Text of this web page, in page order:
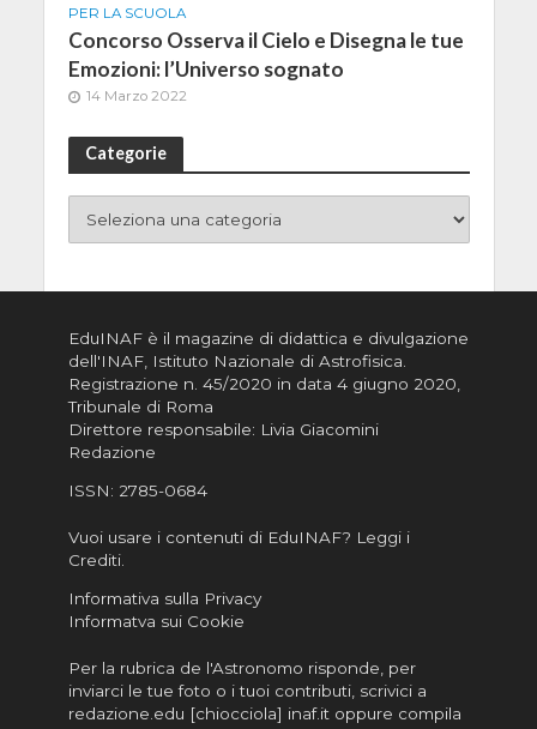
PER LA SCUOLA
Concorso Osserva il Cielo e Disegna le tue
Emozioni: l’Universo sognato
14 Marzo 2022
Categorie
EduINAF è il magazine di didattica e divulgazione
dell'INAF, Istituto Nazionale di Astrofisica
Registrazione n. 45/2020 in data 4 giugno 2020,
Tribunale di Roma
Direttore responsabile: Livia Giacomini
Redazione
ISSN: 2785-0684
Vuoi usare i contenuti di EduINAF? Leggi i
Crediti.
Informativa sulla Privacy
Informatva sui Cookie
Per la rubrica de l'Astronomo risponde, per
inviarci le tue foto o i tuoi contributi, scrivici a
redazione.edu [chiocciola] inaf.it oppure compila